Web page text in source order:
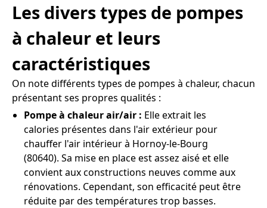
Les divers types de pompes
à chaleur et leurs
caractéristiques
On note différents types de pompes à chaleur, chacun
présentant ses propres qualités :
Pompe à chaleur air/air : Elle extrait les
calories présentes dans l'air extérieur pour
chauffer l'air intérieur à Hornoy-le-Bourg
(80640). Sa mise en place est assez aisé et elle
convient aux constructions neuves comme aux
rénovations. Cependant, son efficacité peut être
réduite par des températures trop basses.